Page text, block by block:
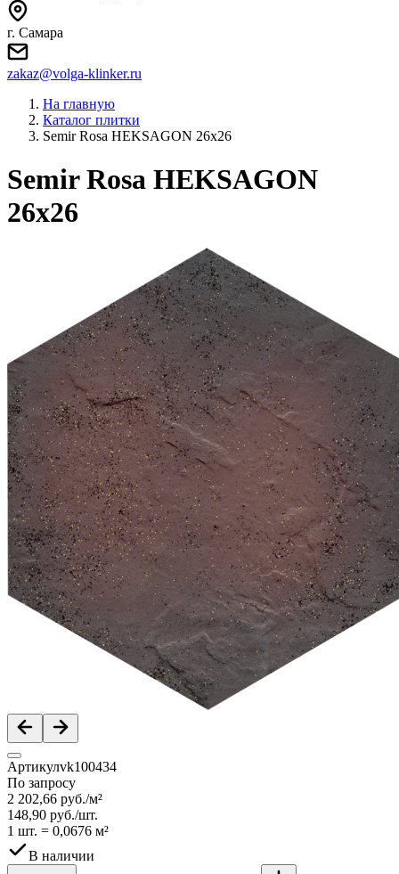
г. Самара
zakaz@volga-klinker.ru
На главную
Каталог плитки
Semir Rosa HEKSAGON 26x26
Semir Rosa HEKSAGON
26x26
Артикулvk100434
По запросу
2 202,66 руб./м²
148,90 руб./шт.
1 шт. = 0,0676 м²
В наличии